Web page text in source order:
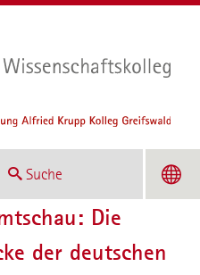
Suche
Die
der deutschen